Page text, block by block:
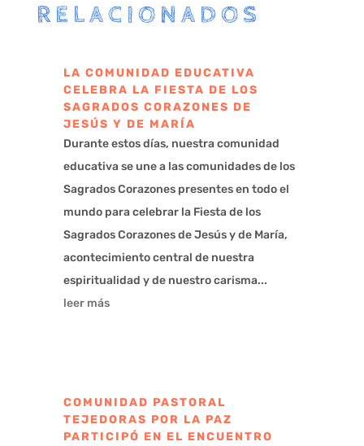
RELACIONADOS
LA COMUNIDAD EDUCATIVA
CELEBRA LA FIESTA DE LOS
SAGRADOS CORAZONES DE
JESÚS Y DE MARÍA
Durante estos días, nuestra comunidad
educativa se une a las comunidades de los
Sagrados Corazones presentes en todo el
mundo para celebrar la Fiesta de los
Sagrados Corazones de Jesús y de María,
acontecimiento central de nuestra
espiritualidad y de nuestro carisma...
leer más
COMUNIDAD PASTORAL
TEJEDORAS POR LA PAZ
PARTICIPÓ EN EL ENCUENTRO